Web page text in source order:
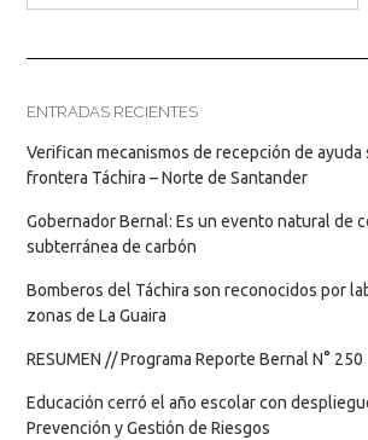
ENTRADAS RECIENTES
Verifican mecanismos de recepción de ayuda
frontera Táchira – Norte de Santander
Gobernador Bernal: Es un evento natural de
subterránea de carbón
Bomberos del Táchira son reconocidos por
zonas de La Guaira
RESUMEN // Programa Reporte Bernal N° 250
Educación cerró el año escolar con
Prevención y Gestión de Riesgos